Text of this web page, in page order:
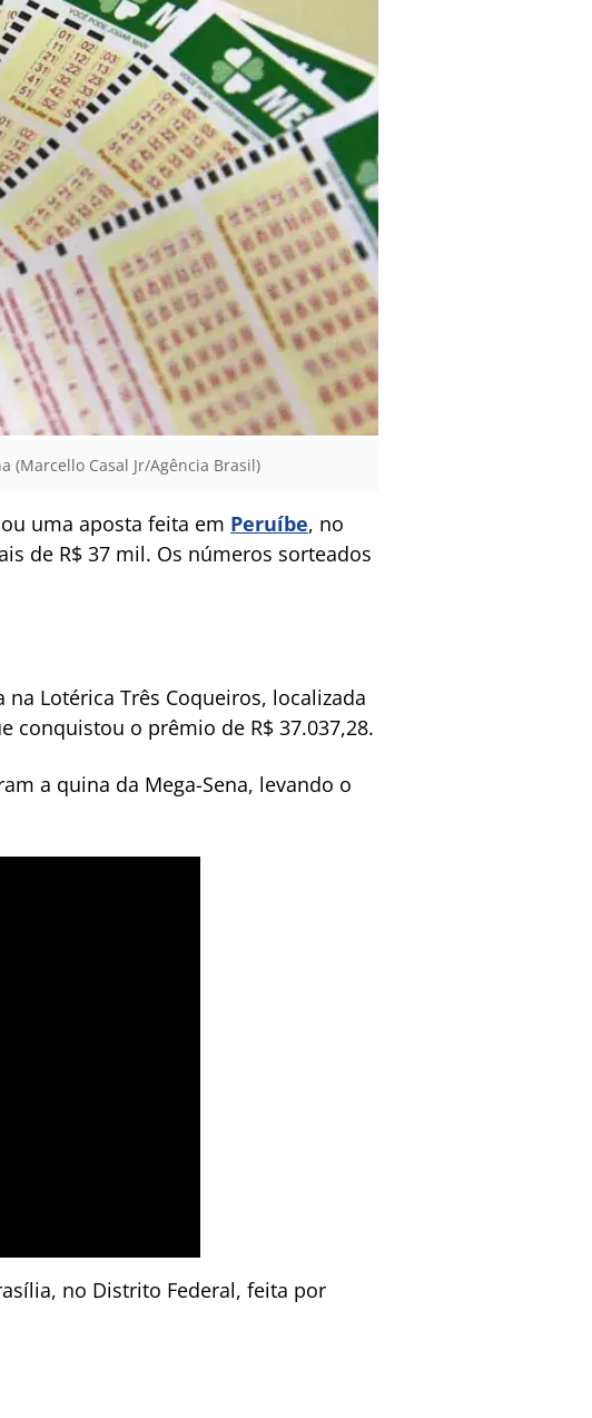
(Marcello Casal Jr/Agência Brasil)
uma aposta feita em Peruíbe, no
de R$ 37 mil. Os números sorteados
Lotérica Três Coqueiros, localizada
conquistou o prêmio de R$ 37.037,28.
a quina da Mega-Sena, levando o
no Distrito Federal, feita por